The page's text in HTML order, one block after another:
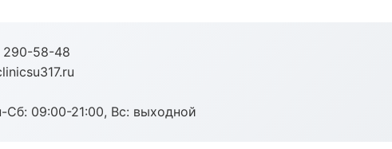
290-58-48
Сб: 09:00-21:00, Вс: выходной